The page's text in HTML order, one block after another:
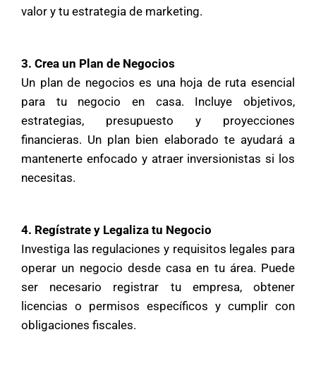
valor y tu estrategia de marketing.
3. Crea un Plan de Negocios
Un plan de negocios es una hoja de ruta esencial
para tu negocio en casa. Incluye objetivos,
estrategias, presupuesto y proyecciones
financieras. Un plan bien elaborado te ayudará a
mantenerte enfocado y atraer inversionistas si los
necesitas.
4. Regístrate y Legaliza tu Negocio
Investiga las regulaciones y requisitos legales para
operar un negocio desde casa en tu área. Puede
ser necesario registrar tu empresa, obtener
licencias o permisos específicos y cumplir con
obligaciones fiscales.